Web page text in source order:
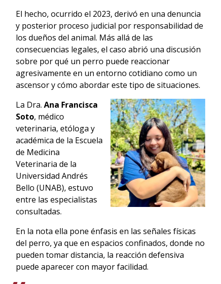
El hecho, ocurrido el 2023, derivó en una denuncia
y posterior proceso judicial por responsabilidad de
los dueños del animal. Más allá de las
consecuencias legales, el caso abrió una discusión
sobre por qué un perro puede reaccionar
agresivamente en un entorno cotidiano como un
ascensor y cómo abordar este tipo de situaciones.
La Dra. Ana Francisca
Soto, médico
veterinaria, etóloga y
académica de la Escuela
de Medicina
Veterinaria de la
Universidad Andrés
Bello (UNAB), estuvo
entre las especialistas
consultadas.
En la nota ella pone énfasis en las señales físicas
del perro, ya que en espacios confinados, donde no
pueden tomar distancia, la reacción defensiva
puede aparecer con mayor facilidad.